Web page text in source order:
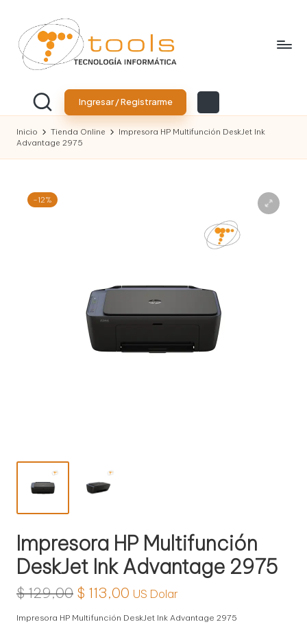
contenido
o
l
T
tienda
tecnología
Ingresar / Registrarme
Inicio Tienda Online
Impresora HP Multifunción DeskJet Ink
Advantage 2975
-12%
Impresora HP Multifunción
DeskJet Ink Advantage 2975
$129,00 El
precio
$ 113,00 El
precio
US Dolar
Impresora HP Multifunción DeskJet Ink Advantage 2975